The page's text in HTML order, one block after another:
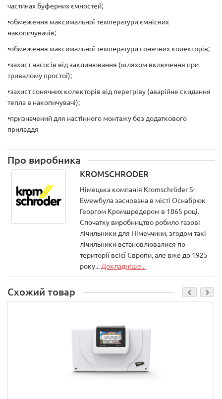
частинах буферних ємностей;
•обмеження максимальної температури ємнісних
накопичувачів;
•обмеження максимальної температури сонячних колекторів;
•захист насосів від заклинювання (шляхом включення при
тривалому простої);
•захист сонячних колекторів від перегріву (аварійне скидання
тепла в накопичувачі);
•призначений для настінного монтажу без додаткового
приладдя
Про виробника
KROMSCHRODER
Німецька компанія Kromschröder S-
Ewewбула заснована в місті Оснабрюк
Георгом Кромшредером в 1865 році.
Спочатку виробництво робило газові
лічильники для Німеччини, згодом такі
лічильники встановлювалися по
території всієї Європи, але вже до 1925
року... Докладніше...
Схожий товар